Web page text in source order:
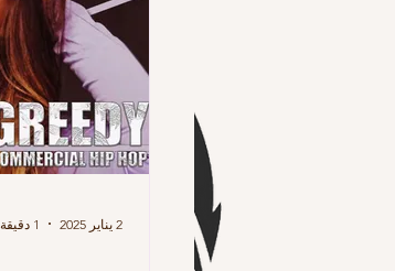
2 يناير 2025 1 دقيقة قراءة